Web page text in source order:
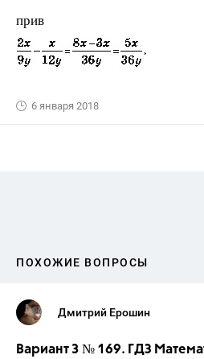
прив
6 января 2018
ПОХОЖИЕ ВОПРОСЫ
Дмитрий Ерошин
Вариант 3 № 169. ГДЗ